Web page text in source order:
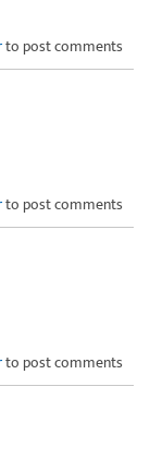
to post comments
to post comments
to post comments